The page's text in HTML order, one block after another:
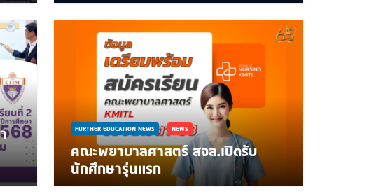
FURTHER EDUCATION NEWS NEWS
คณะพยาบาลศาสตร์ สจล.เปิดรับ
นักศึกษารุ่นแรก